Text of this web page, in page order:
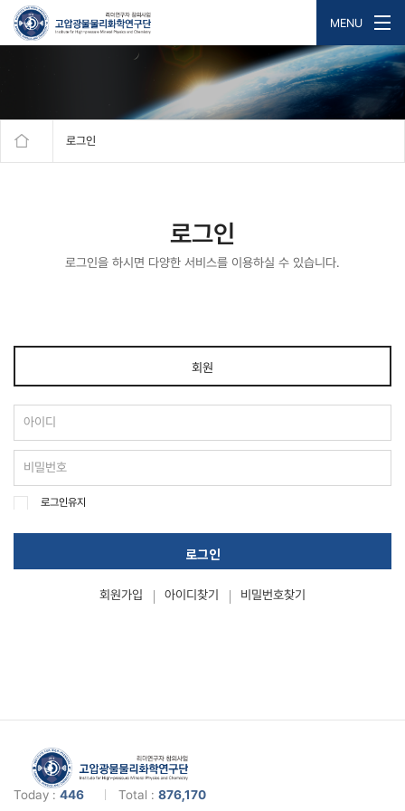
MENU
로그인
로그인
로그인을 하시면 다양한 서비스를 이용하실 수 있습니다.
회원
로그인유지
로그인
회원가입 아이디찾기 비밀번호찾기
Today : 446 Total : 876,170